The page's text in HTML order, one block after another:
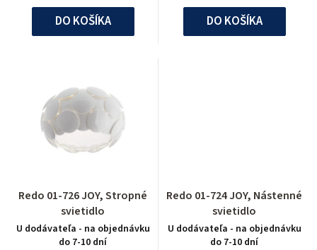
DO KOŠÍKA DO KOŠÍKA
Redo 01-726 JOY, Stropné
svietidlo
U dodávateľa - na objednávku
do 7-10 dní
Redo 01-724 JOY, Nástenné
svietidlo
U dodávateľa - na objednávku
do 7-10 dní